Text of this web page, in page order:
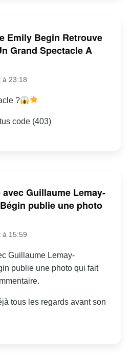
Emily Begin Retrouve
Grand Spectacle A
à 23:18
?
code (403)
Guillaume Lemay-
publie une photo
à 15:59
Guillaume Lemay-
publie une photo qui fait
tous les regards avant son